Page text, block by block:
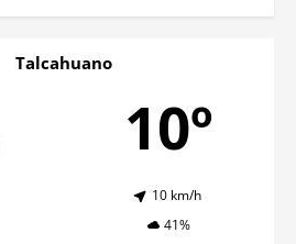
Talcahuano
10º
10 km/h
41%